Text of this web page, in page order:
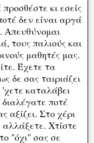
κι εσείς
δεν είναι αργά
Απευθύνομαι
τους παλιούς και
μαθητές μας.
Έχετε τα
δε σας ταιριάζει
καταλάβει
διαλέγατε ποτέ
αξίζει. Στο χέρι
αλλάξετε. Χτίστε
"όχι" σας σε